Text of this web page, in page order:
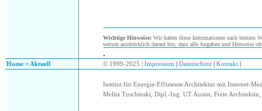
Wichtige Hinweise: Wir haben diese Informationen nach bestem
weisen ausdrücklich darauf hin, dass alle Angaben und Hinweise
.
Home + Aktuell © 1999-2025 | Impressum Datenschutz Kontakt
Institut für Energie-Effiziente Architektur mit Internet-
Melita Tuschinski, Dipl.-Ing. UT Austin, Freie Architektin,